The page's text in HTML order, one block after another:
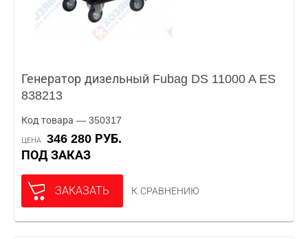
Генератор дизельный Fubag DS 11000 A ES
838213
Код товара — 350317
ЦЕНА
346 280 РУБ.
ПОД ЗАКАЗ
ЗАКАЗАТЬ К СРАВНЕНИЮ